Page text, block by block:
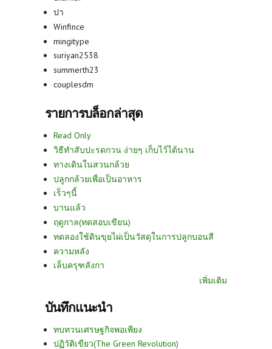
ปา
Winfince
mingitype
suriyan2538
summerth23
couplesdm
รายการบล็อกล่าสุด
Read Only
วิธีทำสับปะรดกวน ง่ายๆ เก็บไว้ได้นาน
ทางเดินในสวนกล้วย
ปลูกกล้วยเพื่อเป็นอาหาร
เร็วๆนี้
บานแล้ว
ฤดูกาล(ทดสอบเขียน)
ทดลองใช้ดินขุยไผ่เป็นวัสดุในการปลูกบอนสี
ความหลัง
เล็บครุฑลังกา
เพิ่มเติม
บันทึกแนะนำ
ทบทวนเศรษฐกิจพอเพียง
ปฏิวัติเขียว(The Green Revolution)